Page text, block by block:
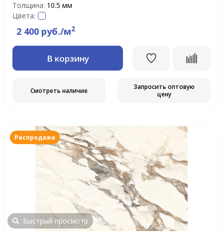
Толщина: 10.5 мм
Цвета:
2 400 руб./м2
В корзину
Смотреть наличие
Запросить оптовую
цену
Распродажа
Быстрый просмотр